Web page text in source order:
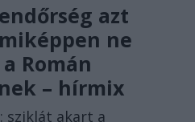
azt
ne
Román
– hírmix
sziklát akart a